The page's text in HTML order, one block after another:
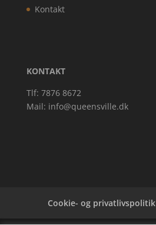
Kontakt
KONTAKT
Tlf: 7876 8672
Mail: info@queensville.dk
Cookie- og privatlivspolitik